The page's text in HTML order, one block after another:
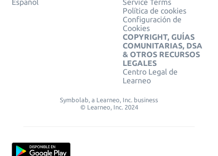
Español
Service Terms
Política de cookies
Configuración de
Cookies
COPYRIGHT, GUÍAS
COMUNITARIAS, DSA
& OTROS RECURSOS
LEGALES
Centro Legal de
Learneo
Symbolab, a Learneo, Inc. business
© Learneo, Inc. 2024